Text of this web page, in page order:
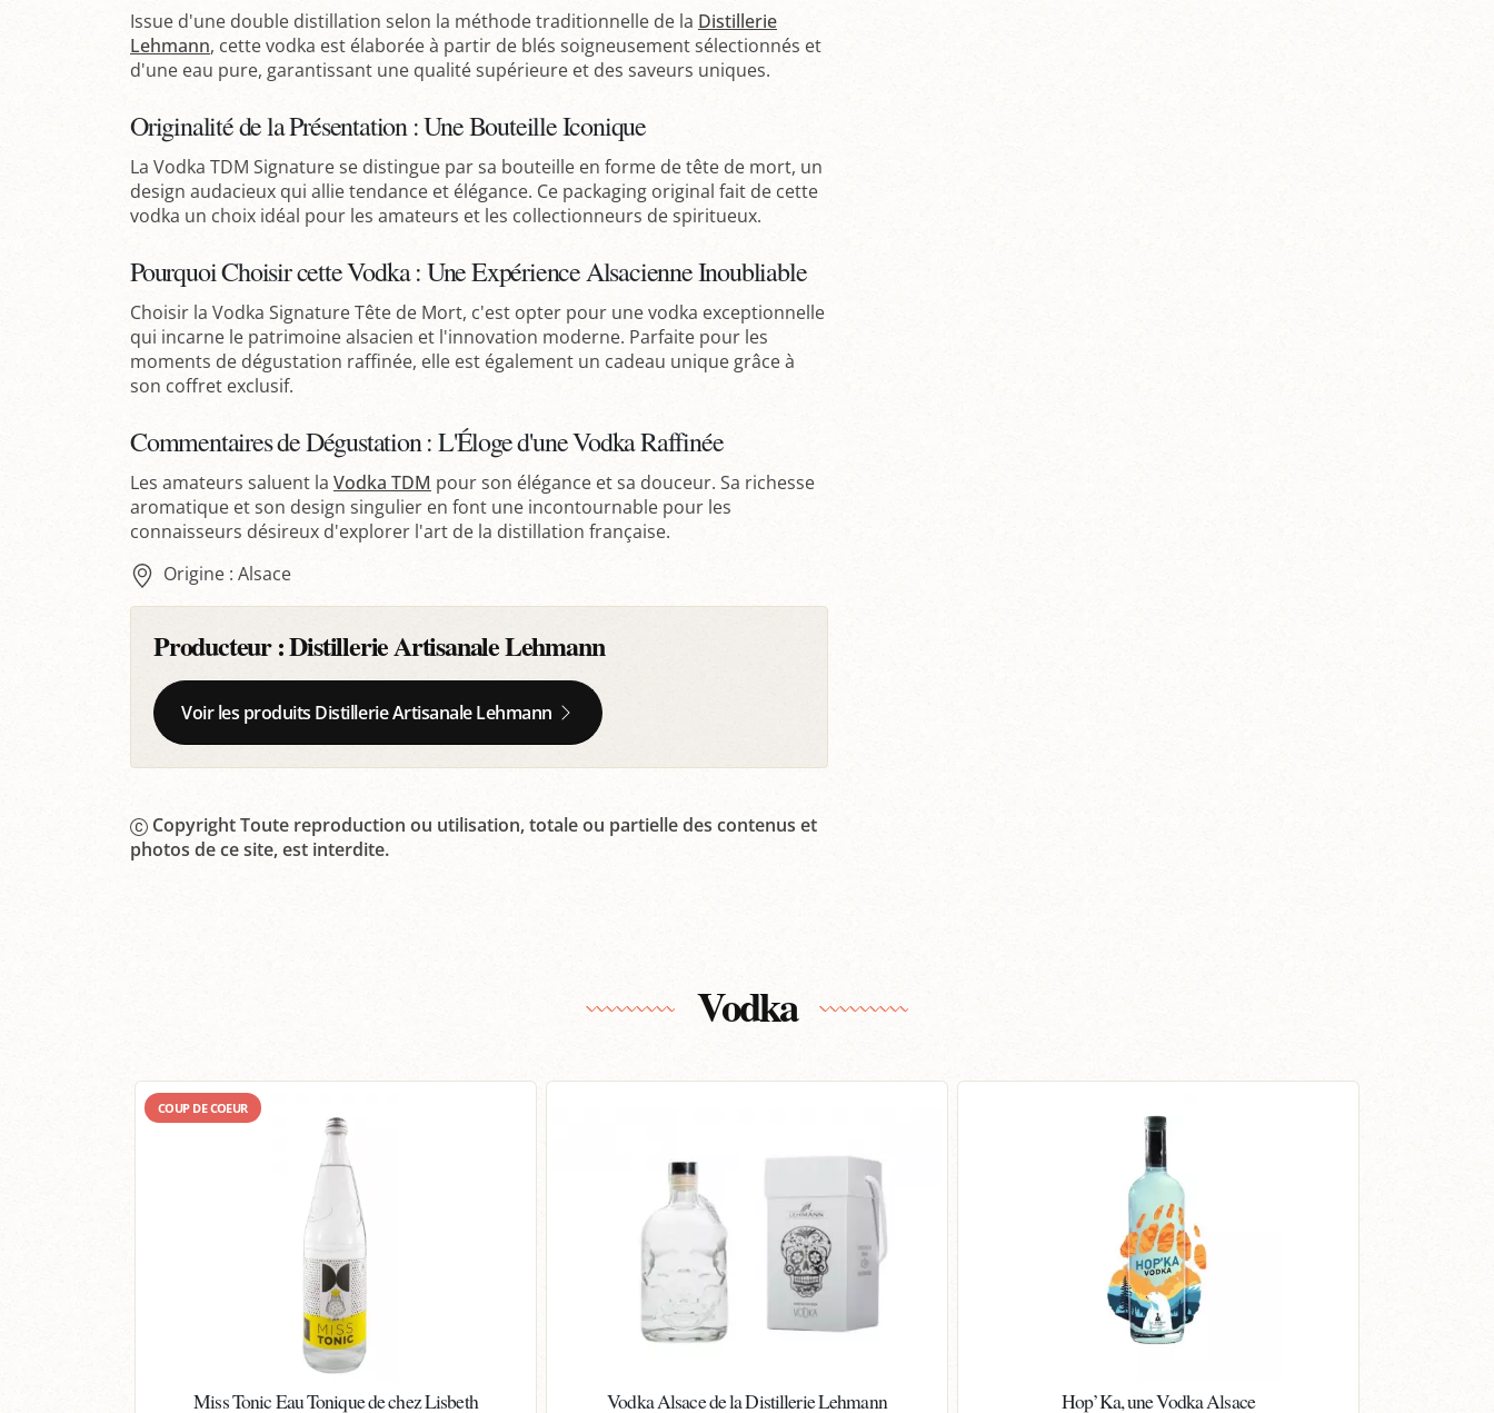
Issue d'une double distillation selon la méthode traditionnelle de la Distillerie
Lehmann, cette vodka est élaborée à partir de blés soigneusement sélectionnés et
d'une eau pure, garantissant une qualité supérieure et des saveurs uniques.
Originalité de la Présentation : Une Bouteille Iconique
La Vodka TDM Signature se distingue par sa bouteille en forme de tête de mort, un
design audacieux qui allie tendance et élégance. Ce packaging original fait de cette
vodka un choix idéal pour les amateurs et les collectionneurs de spiritueux.
Pourquoi Choisir cette Vodka : Une Expérience Alsacienne Inoubliable
Choisir la Vodka Signature Tête de Mort, c'est opter pour une vodka exceptionnelle
qui incarne le patrimoine alsacien et l'innovation moderne. Parfaite pour les
moments de dégustation raffinée, elle est également un cadeau unique grâce à
son coffret exclusif.
Commentaires de Dégustation : L'Éloge d'une Vodka Raffinée
Les amateurs saluent la Vodka TDM pour son élégance et sa douceur. Sa richesse
aromatique et son design singulier en font une incontournable pour les
connaisseurs désireux d'explorer l'art de la distillation française.
Origine : Alsace
Producteur :Distillerie Artisanale Lehmann
Voir les produits Distillerie Artisanale Lehmann
Copyright Toute reproduction ou utilisation, totale ou partielle des contenus et
photos de ce site, est interdite.
Vodka
COUP DE COEUR
Miss Tonic Eau Tonique de chez Lisbeth Vodka Alsace de la Distillerie Lehmann Hop’Ka, une Vodka Alsace